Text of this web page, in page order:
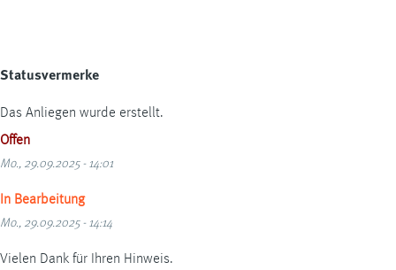
Statusvermerke
Das Anliegen wurde erstellt.
Offen
Mo., 29.09.2025 - 14:01
In Bearbeitung
Mo., 29.09.2025 - 14:14
Vielen Dank für Ihren Hinweis.